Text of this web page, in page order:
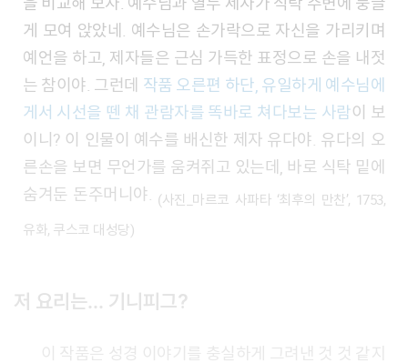
게 모여 앉았네. 예수님은 손가락으로 자신을 가리키며
예언을 하고, 제자들은 근심 가득한 표정으로 손을 내젓
는 참이야. 그런데 작품 오른편 하단, 유일하게 예수님에
게서 시선을 뗀 채 관람자를 똑바로 쳐다보는 사람이 보
이니? 이 인물이 예수를 배신한 제자 유다야. 유다의 오
른손을 보면 무언가를 움켜쥐고 있는데, 바로 식탁 밑에
숨겨둔 돈주머니야. (사진_마르코 사파타 ‘최후의 만찬’, 1753,
유화, 쿠스코 대성당)
저 요리는… 기니피그?